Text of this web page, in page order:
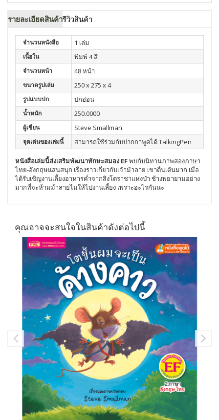
รายละเอียดสินค้ารีวิวสินค้า
จำนวนหนังสือ 1 เล่ม
เนื้อใน พิมพ์ 4 สี
จำนวนหน้า 48 หน้า
ขนาดรูปเล่ม 250 x 275 x 4
รูปแบบปก ปกอ่อน
น้ำหนัก 250.0000
ผู้เขียน Steve Smallman
จุดเด่นของเล่มนี้ สามารถใช้ร่วมกับปากกาพูดได้ TalkingPen
หนังสือเล่มนี้ส่งเสริมพัฒนาทักษะสมอง EFพบกับนิทานภาพสองภาษา
ไทย-อังกฤษแสนสนุก เรื่องราวเกี่ยวกับเจ้าม้าลาย เขาตื่นเต้นมาก เมื่อ
ได้รับเชิญงานเลี้ยงอาหารค่ำจากสิงโตราชาแห่งป่า ช้างพยายามอย่าง
มากที่จะห้ามม้าลายไม่ให้ไปงานเลี้ยง เพราะอะไรกันนะ
คุณอาจจะสนใจในสินค้าดังต่อไปนี้